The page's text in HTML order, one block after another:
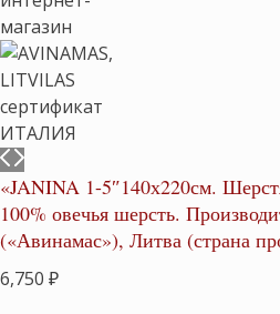
«JANINA 1-5″140х220см.
100% овечья шерсть.
(«Авинамас»), Литва (страна
6,750 ₽